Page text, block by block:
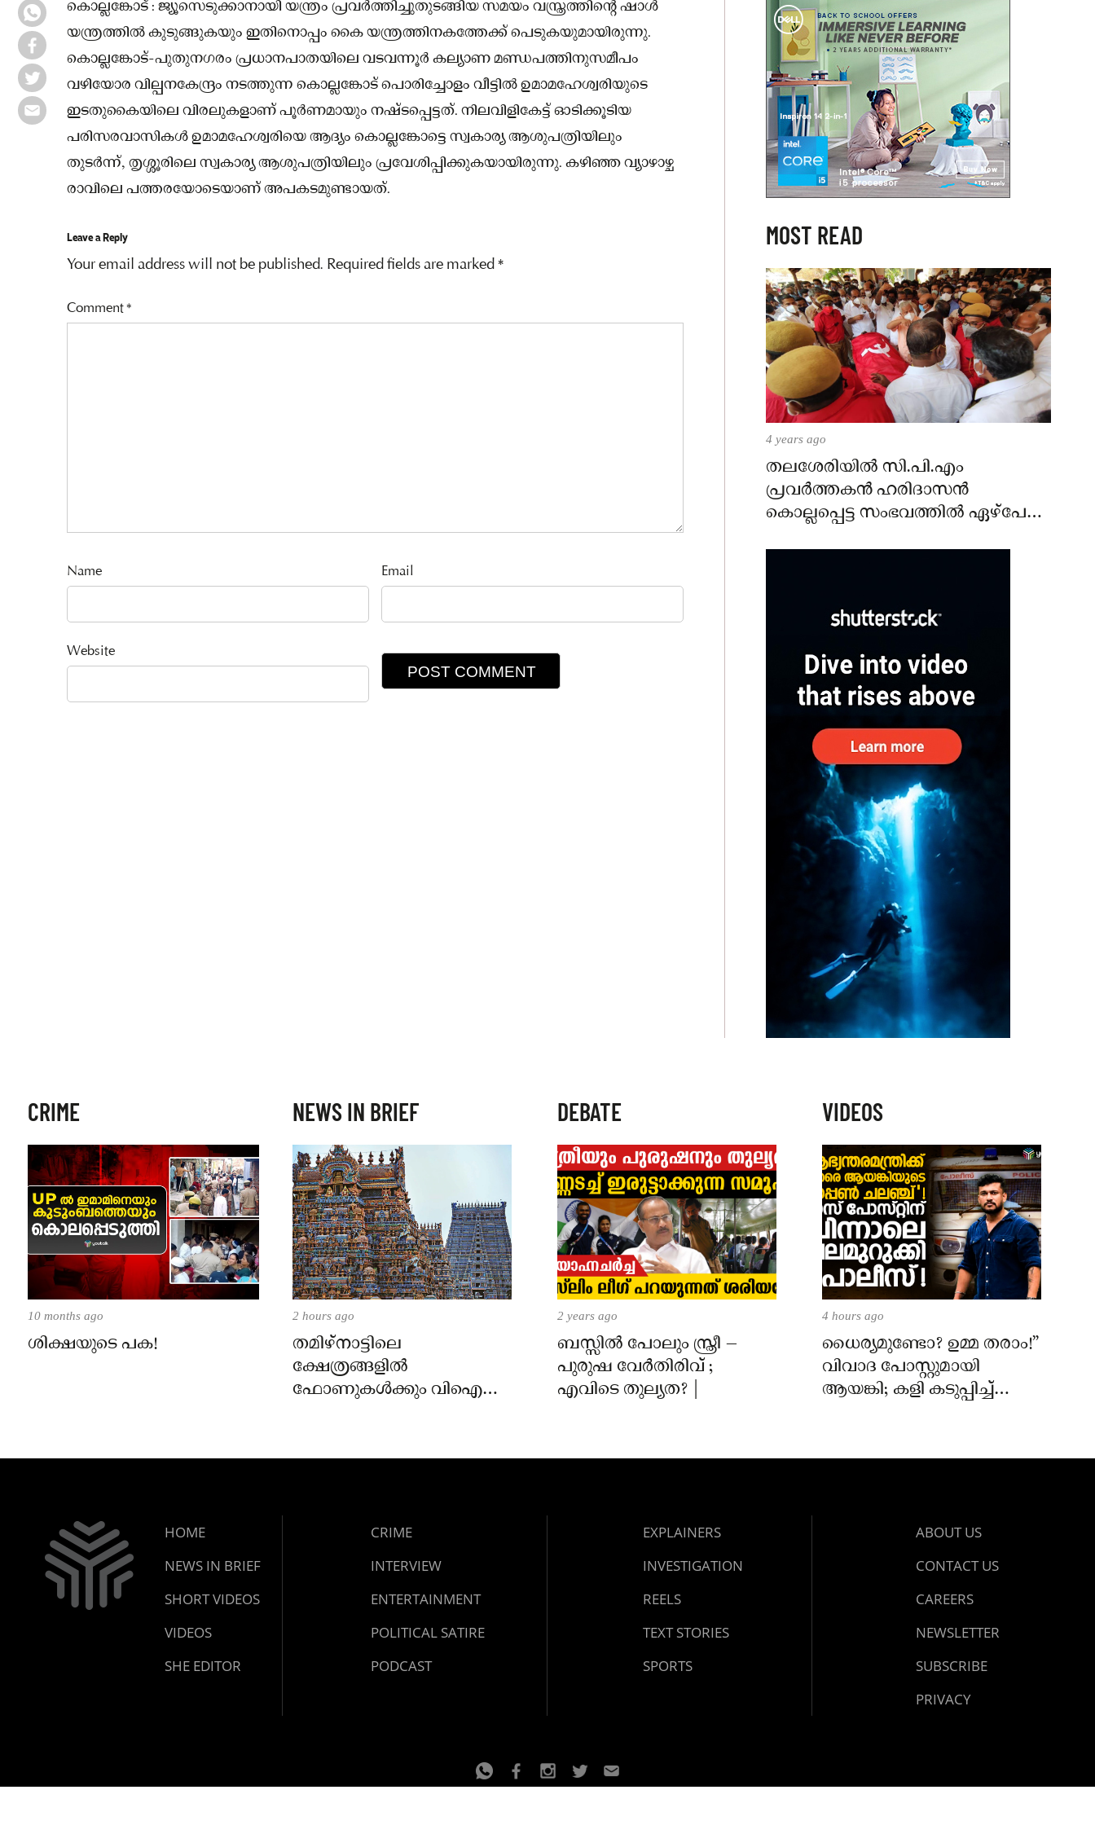
കൊല്ലങ്കോട് : ജ്യൂസെടുക്കാനായി യന്ത്രം പ്രവർത്തിച്ചുതുടങ്ങിയ സമയം വസ്ത്രത്തിന്റെ ഷാള്‍
യന്ത്രത്തില്‍ കുടുങ്ങുകയും ഇതിനൊപ്പം കൈ യന്ത്രത്തിനകത്തേക്ക്‌ പെടുകയുമായിരുന്നു.
കൊല്ലങ്കോട്-പുതുനഗരം പ്രധാനപാതയിലെ വടവന്നൂർ കല്യാണ മണ്ഡപത്തിനുസമീപം
വഴിയോര വില്പനകേന്ദ്രം നടത്തുന്ന കൊല്ലങ്കോട് പൊരിച്ചോളം വീട്ടില്‍ ഉമാമഹേശ്വരിയുടെ
ഇടതുകൈയിലെ വിരലുകളാണ് പൂർണമായും നഷ്ടപ്പെട്ടത്. നിലവിളികേട്ട് ഓടിക്കൂടിയ
പരിസരവാസികള്‍ ഉമാമഹേശ്വരിയെ ആദ്യം കൊല്ലങ്കോട്ടെ സ്വകാര്യ ആശുപത്രിയിലും
തുടർന്ന്, തൃശ്ശൂരിലെ സ്വകാര്യ ആശുപത്രിയിലും പ്രവേശിപ്പിക്കുകയായിരുന്നു. കഴിഞ്ഞ വ്യാഴാഴ്ച
രാവിലെ പത്തരയോടെയാണ് അപകടമുണ്ടായത്.
Leave a Reply
Your email address will not be published. Required fields are marked*
Comment*
Name Email
Website
MOST READ
4 years ago
തലശേരിയില്‍ സി.പി.എം
പ്രവര്‍ത്തകന്‍ ഹരിദാസന്‍
കൊല്ലപ്പെട്ട സംഭവത്തില്‍ ഏഴ്പേര്‍
CRIME
10 months ago
ശിക്ഷയുടെ പക!
NEWS IN BRIEF
2 hours ago
തമിഴ്‌നാട്ടിലെ
ക്ഷേത്രങ്ങളിൽ
ഫോണുകൾക്കും വിഐപി
നിലവിൽ വരും
DEBATE
2 years ago
ബസ്സിൽ പോലും സ്ത്രീ –
പുരുഷ വേർതിരിവ് ;
എവിടെ തുല്യത? |
VIDEOS
4 hours ago
ധൈര്യമുണ്ടോ? ഉമ്മ തരാം!”
വിവാദ പോസ്റ്റുമായി
ആയങ്കി; കളി കടുപ്പിച്ച്
HOME
NEWS IN BRIEF
SHORT VIDEOS
VIDEOS
SHE EDITOR
CRIME
INTERVIEW
ENTERTAINMENT
POLITICAL SATIRE
PODCAST
EXPLAINERS
INVESTIGATION
REELS
TEXT STORIES
SPORTS
ABOUT US
CONTACT US
CAREERS
NEWSLETTER
SUBSCRIBE
PRIVACY